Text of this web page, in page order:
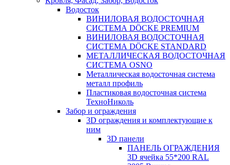
Водосток
ВИНИЛОВАЯ ВОДОСТОЧНАЯ
СИСТЕМА DÖCKE PREMIUM
ВИНИЛОВАЯ ВОДОСТОЧНАЯ
СИСТЕМА DÖCKE STANDARD
МЕТАЛЛИЧЕСКАЯ ВОДОСТОЧНАЯ
СИСТЕМА OSNO
Металлическая водосточная система
металл профиль
Пластиковая водосточная система
ТехноНиколь
Забор и ограждения
3D ограждения и комплектующие к
ним
3D панели
ПАНЕЛЬ ОГРАЖДЕНИЯ
3D ячейка 55*200 RAL